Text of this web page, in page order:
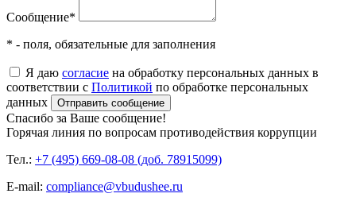
Сообщение*
* - поля, обязательные для заполнения
Я даю согласие на обработку персональных данных в
соответствии с Политикой по обработке персональных
данных
Отправить сообщение
Спасибо за Ваше сообщение!
Горячая линия по вопросам противодействия коррупции
Тел.: +7 (495) 669-08-08 (доб. 78915099)
E-mail: compliance@vbudushee.ru